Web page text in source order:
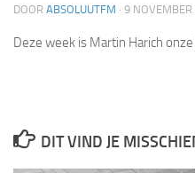
DOOR ABSOLUUTFM · 9
Deze week is Martin Harich
DIT VIND JE